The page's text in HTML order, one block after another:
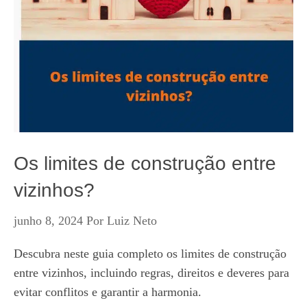
Os limites de construção entre
vizinhos?
junho 8, 2024 Por Luiz Neto
Descubra neste guia completo os limites de construção
entre vizinhos, incluindo regras, direitos e deveres para
evitar conflitos e garantir a harmonia.